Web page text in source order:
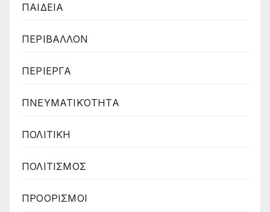
ΠΑΙΔΕΙΑ
ΠΕΡΙΒΑΛΛΟΝ
ΠΕΡΙΕΡΓΑ
ΠΝΕΥΜΑΤΙΚΌΤΗΤΑ
ΠΟΛΙΤΙΚΗ
ΠΟΛΙΤΙΣΜΟΣ
ΠΡΟΟΡΙΣΜΟΙ